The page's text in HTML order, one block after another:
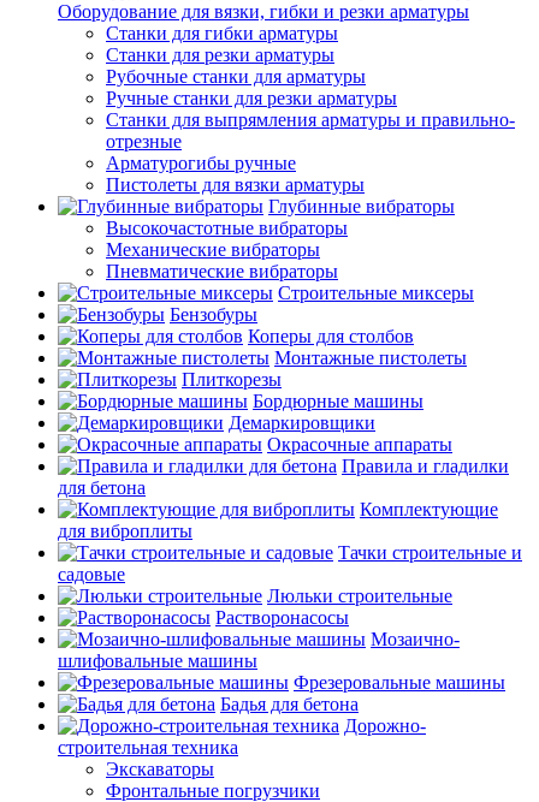
Оборудование для вязки, гибки и резки арматуры
Станки для гибки арматуры
Станки для резки арматуры
Рубочные станки для арматуры
Ручные станки для резки арматуры
Станки для выпрямления арматуры и правильно-
отрезные
Арматурогибы ручные
Пистолеты для вязки арматуры
Глубинные вибраторы
Высокочастотные вибраторы
Механические вибраторы
Пневматические вибраторы
Строительные миксеры
Бензобуры
Коперы для столбов
Монтажные пистолеты
Плиткорезы
Бордюрные машины
Демаркировщики
Окрасочные аппараты
Правила и гладилки
для бетона
Комплектующие
для виброплиты
Тачки строительные и
садовые
Люльки строительные
Растворонасосы
Мозаично-
шлифовальные машины
Фрезеровальные машины
Бадья для бетона
Дорожно-
строительная техника
Экскаваторы
Фронтальные погрузчики